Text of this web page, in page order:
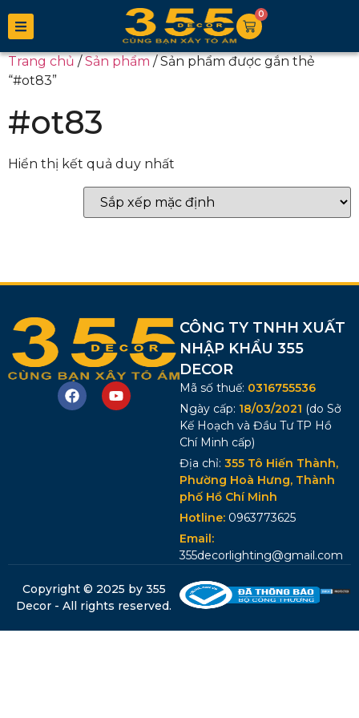
0
Trang chủ/Sản phẩm/ Sản phẩm được gắn thẻ
“#ot83”
#ot83
Hiển thị kết quả duy nhất
CÔNG TY TNHH XUẤT
NHẬP KHẨU 355
DECOR
Mã số thuế: 0316755536
Ngày cấp: 18/03/2021 (do Sở
Kế Hoạch và Đầu Tư TP Hồ
Chí Minh cấp)
Địa chỉ: 355 Tô Hiến Thành,
Phường Hoà Hưng, Thành
phố Hồ Chí Minh
Hotline: 0963773625
Email:
355decorlighting@gmail.com
Copyright © 2025 by 355
Decor - All rights reserved.